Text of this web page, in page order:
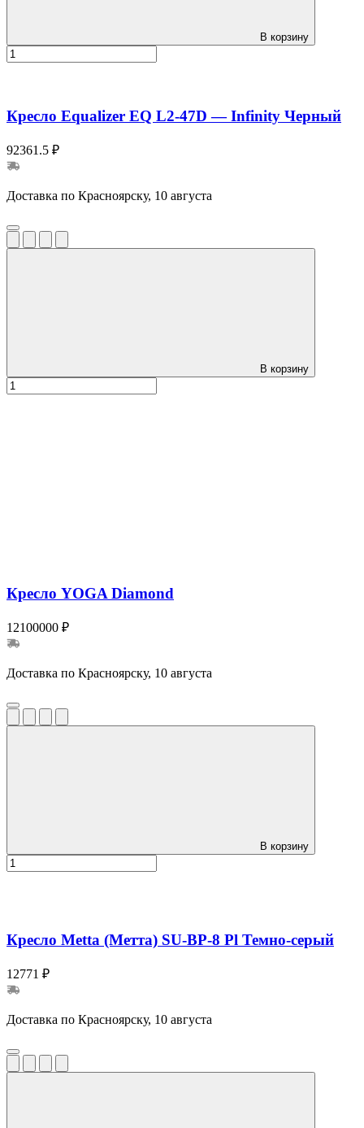
В корзину
Кресло Equalizer EQ L2-47D — Infinity Черный
92361.5 ₽
Доставка по Красноярску, 10 августа
В корзину
Кресло YOGA Diamond
12100000 ₽
Доставка по Красноярску, 10 августа
В корзину
Кресло Metta (Метта) SU-BP-8 Pl Темно-серый
12771 ₽
Доставка по Красноярску, 10 августа